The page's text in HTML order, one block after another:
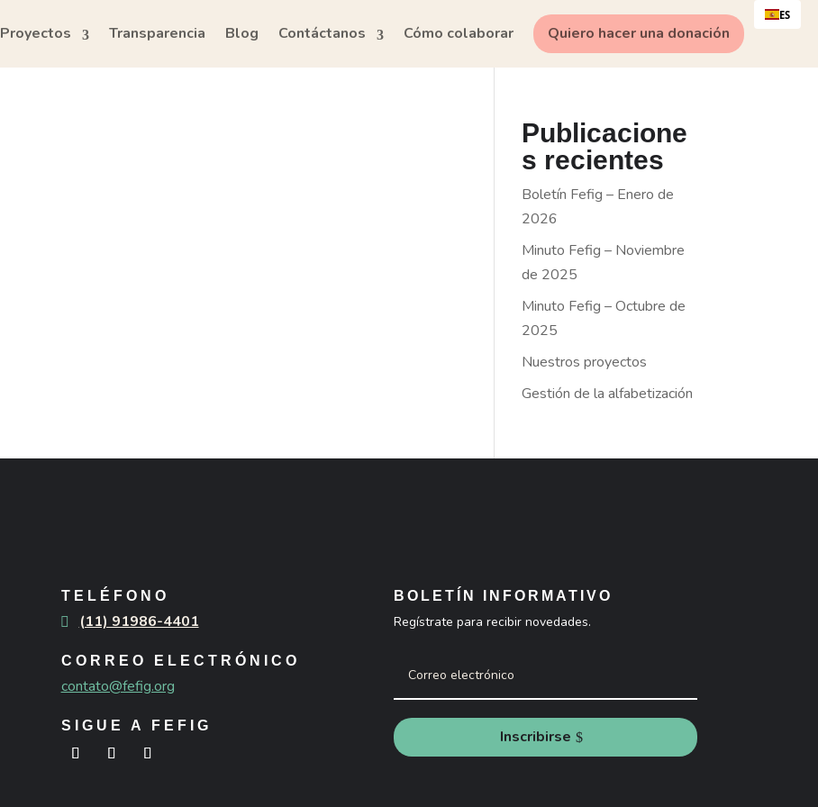
Proyectos Transparencia Blog Contáctanos Cómo colaborar Quiero hacer una donación
ES
Publicacione
s recientes
Boletín Fefig – Enero de
2026
Minuto Fefig – Noviembre
de 2025
Minuto Fefig – Octubre de
2025
Nuestros proyectos
Gestión de la alfabetización
TELÉFONO
(11) 91986-4401
CORREO ELECTRÓNICO
contato@fefig.org
SIGUE A FEFIG
BOLETÍN INFORMATIVO
Regístrate para recibir novedades.
Inscribirse